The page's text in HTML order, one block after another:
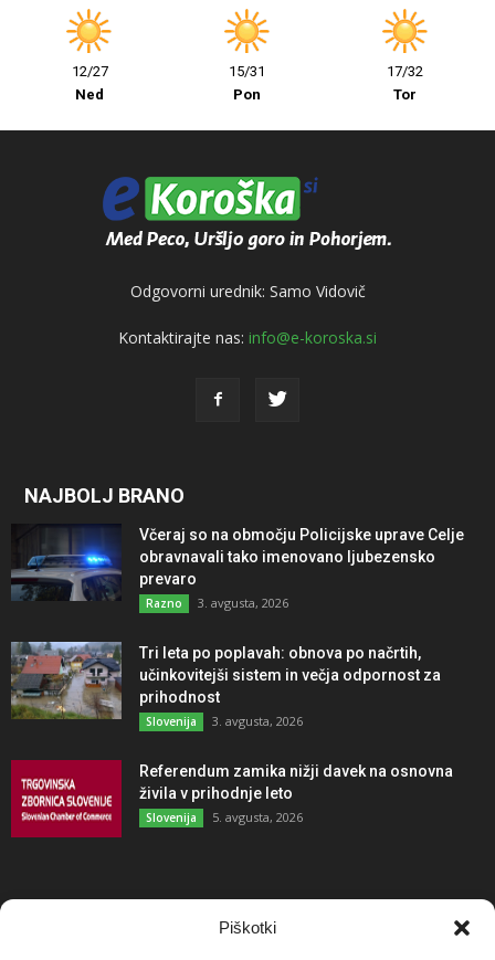
Piškotki
12/27
Ned
15/31
Pon
17/32
Tor
Odgovorni urednik: Samo Vidovič
Kontaktirajte nas: info@e-koroska.si
NAJBOLJ BRANO
Včeraj so na območju Policijske uprave Celje
obravnavali tako imenovano ljubezensko
prevaro
Razno 3. avgusta, 2026
Tri leta po poplavah: obnova po načrtih,
učinkovitejši sistem in večja odpornost za
prihodnost
Slovenija 3. avgusta, 2026
Referendum zamika nižji davek na osnovna
živila v prihodnje leto
Slovenija 5. avgusta, 2026
NAJBOLJ KOMENTIRANO